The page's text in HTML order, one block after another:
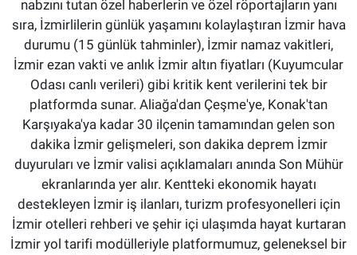
nabzını tutan özel haberlerin ve özel röportajların yanı
sıra, İzmirlilerin günlük yaşamını kolaylaştıran İzmir hava
durumu (15 günlük tahminler), İzmir namaz vakitleri,
İzmir ezan vakti ve anlık İzmir altın fiyatları (Kuyumcular
Odası canlı verileri) gibi kritik kent verilerini tek bir
platformda sunar. Aliağa'dan Çeşme'ye, Konak'tan
Karşıyaka'ya kadar 30 ilçenin tamamından gelen son
dakika İzmir gelişmeleri, son dakika deprem İzmir
duyuruları ve İzmir valisi açıklamaları anında Son Mühür
ekranlarında yer alır. Kentteki ekonomik hayatı
destekleyen İzmir iş ilanları, turizm profesyonelleri için
İzmir otelleri rehberi ve şehir içi ulaşımda hayat kurtaran
İzmir yol tarifi modülleriyle platformumuz, geleneksel bir